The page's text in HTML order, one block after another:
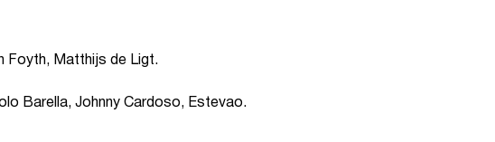
Foyth, Matthijs de Ligt.
Barella, Johnny Cardoso, Estevao.